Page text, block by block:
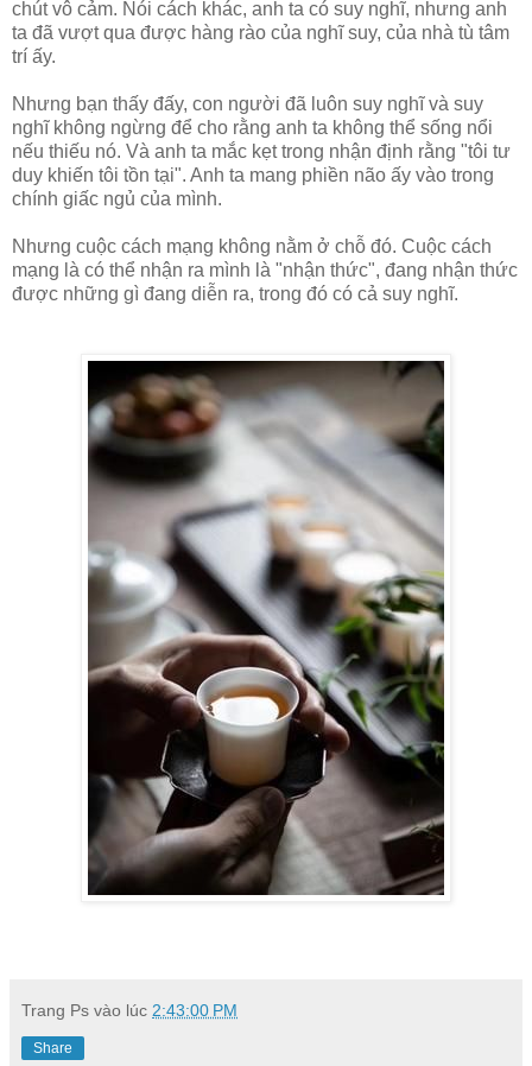
chút vô cảm. Nói cách khác, anh ta có suy nghĩ, nhưng anh
ta đã vượt qua được hàng rào của nghĩ suy, của nhà tù tâm
trí ấy.
Nhưng bạn thấy đấy, con người đã luôn suy nghĩ và suy
nghĩ không ngừng để cho rằng anh ta không thể sống nổi
nếu thiếu nó. Và anh ta mắc kẹt trong nhận định rằng "tôi tư
duy khiến tôi tồn tại". Anh ta mang phiền não ấy vào trong
chính giấc ngủ của mình.
Nhưng cuộc cách mạng không nằm ở chỗ đó. Cuộc cách
mạng là có thể nhận ra mình là "nhận thức", đang nhận thức
được những gì đang diễn ra, trong đó có cả suy nghĩ.
Trang Ps vào lúc 2:43:00 PM
Share